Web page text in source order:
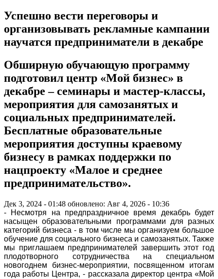
Успешно вести переговоры и
организовывать рекламные кампании
научатся предприниматели в декабре
Обширную обучающую программу
подготовил центр «Мой бизнес» в
декабре – семинары и мастер-классы,
мероприятия для самозанятых и
социальных предпринимателей.
Бесплатные образовательные
мероприятия доступны краевому
бизнесу в рамках поддержки по
нацпроекту «Малое и среднее
предпринимательство».
Дек 3, 2024 - 01:48 обновлено: Авг 4, 2026 - 10:36
- Несмотря на предпраздничное время декабрь будет
насыщен образовательными программами для разных
категорий бизнеса - в том числе мы организуем большое
обучение для социального бизнеса и самозанятых. Также
мы приглашаем предпринимателей завершить этот год
плодотворного сотрудничества на специальном
новогоднем бизнес-мероприятии, посвященном итогам
года работы Центра, - рассказала директор центра «Мой